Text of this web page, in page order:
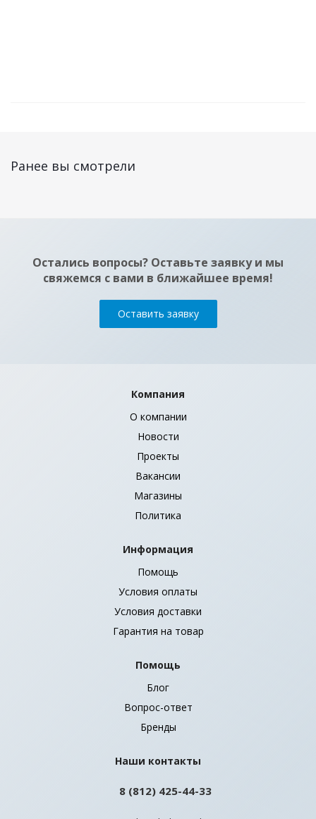
Шинопровод PTR 2M-WH белый 2м для трековых
Достаточно
Ранее вы смотрели
Остались вопросы? Оставьте заявку и мы
свяжемся с вами в ближайшее время!
Оставить заявку
Компания
О компании
Новости
Проекты
Вакансии
Магазины
Политика
Информация
Помощь
Условия оплаты
Условия доставки
Гарантия на товар
Помощь
Блог
Вопрос-ответ
Бренды
Наши контакты
8 (812) 425-44-33